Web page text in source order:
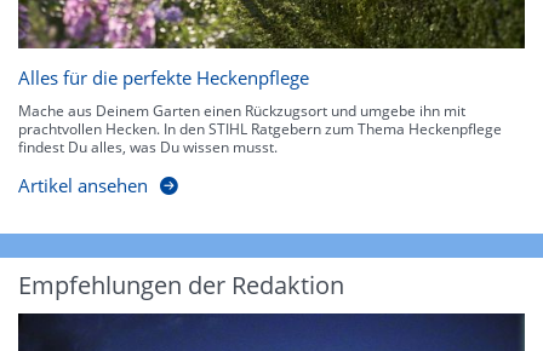
Alles für die perfekte Heckenpflege
Mache aus Deinem Garten einen Rückzugsort und umgebe ihn mit
prachtvollen Hecken. In den STIHL Ratgebern zum Thema Heckenpflege
findest Du alles, was Du wissen musst.
Artikel ansehen
Empfehlungen der Redaktion